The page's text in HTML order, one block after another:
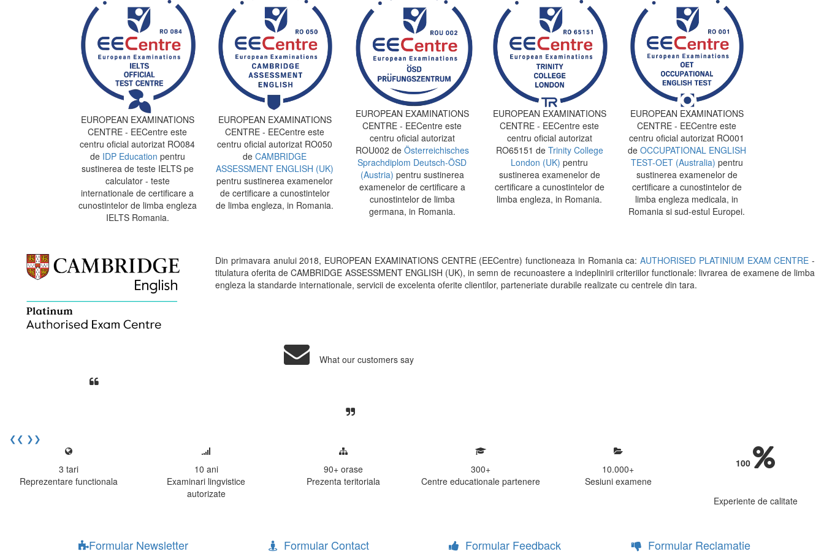
EUROPEAN EXAMINATIONS
CENTRE - EECentre este
centru oficial autorizat RO084
de IDP Education pentru
sustinerea de teste IELTS pe
calculator - teste
internationale de certificare a
cunostintelor de limba engleza
IELTS Romania.
EUROPEAN EXAMINATIONS
CENTRE - EECentre este
centru oficial autorizat RO050
de CAMBRIDGE
ASSESSMENT ENGLISH (UK)
pentru sustinerea examenelor
de certificare a cunostintelor
de limba engleza, in Romania.
EUROPEAN EXAMINATIONS
CENTRE - EECentre este
centru oficial autorizat
ROU002 deÖsterreichisches
Sprachdiplom Deutsch-ÖSD
(Austria) pentru sustinerea
examenelor de certificare a
cunostintelor de limba
germana, in Romania.
EUROPEAN EXAMINATIONS
CENTRE - EECentre este
centru oficial autorizat
RO65151 de Trinity College
London (UK) pentru
sustinerea examenelor de
certificare a cunostintelor de
limba engleza, in Romania.
EUROPEAN EXAMINATIONS
CENTRE - EECentre este
centru oficial autorizat RO001
de OCCUPATIONAL ENGLISH
TEST-OET (Australia) pentru
sustinerea examenelor de
certificare a cunostintelor de
limba engleza medicala, in
Romania si sud-estul Europei.
Din primavara anului 2018, EUROPEAN EXAMINATIONS CENTRE (EECentre) functioneaza in Romania ca: AUTHORISED PLATINIUM EXAM CENTRE -
titulatura oferita de CAMBRIDGE ASSESSMENT ENGLISH (UK), in semn de recunoastere a indeplinirii criteriilor functionale: livrarea de examene de limba
engleza la standarde internationale, servicii de excelenta oferite clientilor, parteneriate durabile realizate cu centrele din tara.
What our customers say
cu nerabdare urmatoarea sesiune de examinare.
❮❮ ❯❯
3 tari
Reprezentare functionala
10 ani
Examinari lingvistice
autorizate
90+ orase
Prezenta teritoriala
300+
Centre educationale partenere
10.000+
Sesiuni examene
100
Experiente de calitate
Formular Newsletter Formular Contact Formular Feedback Formular Reclamatie